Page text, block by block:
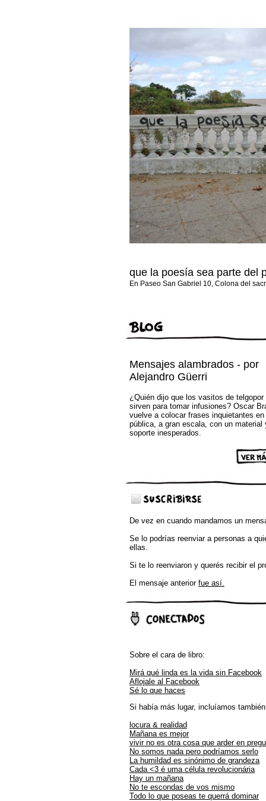
que la poesía sea parte del
En Paseo San Gabriel 10, Colona del
Mensajes alambrados - por
Alejandro Güerri
¿Quién dijo que los vasitos de telgopor
sirven para tomar infusiones? Oscar
vuelve a colocar frases inquietantes
pública, a gran escala, con un material
soporte inesperados.
De vez en cuando mandamos un
Se lo podrías reenviar a personas a
ellas.
Si te lo reenviaron y querés recibir el
El mensaje anterior fue así.
Sobre el cara de libro:
Mirá qué linda es la vida sin Facebook
Aflojale al Facebook
Sé lo que haces
Si había más lugar, incluíamos
locura & realidad
Mañana es mejor
vivir no es otra cosa que arder en
No somos nada pero podríamos serlo
La humildad es sinónimo de grandeza
Cada <3 é uma célula revolucionária
Hay un mañana
No te escondas de vos mismo
Todo lo que poseas te querrá dominar